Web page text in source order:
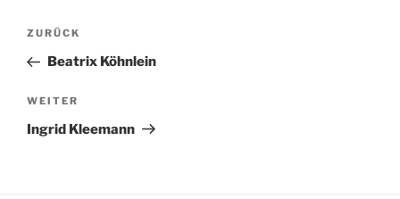
Beitragsnavigation
Vorheriger
Beitrag
ZURÜCK
Beatrix Köhnlein
Nächster
Beitrag
WEITER
Ingrid Kleemann